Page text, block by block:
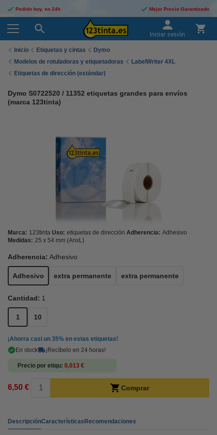
Pedido hoy, en 24h Mejor Precio Garantizado
Iniciar sesión
Inicio Etiquetas y cintas
Dymo
Modelos de rotuladoras y etiquetadoras
LabelWriter 4XL
Etiquetas de dirección (estándar)
Dymo S0722520 / 11352 etiquetas grandes para envíos
(marca 123tinta)
Marca: 123tinta Uso: etiquetas de dirección Adherencia: Adhesivo
Medidas: 25 x 54 mm (AnxL)
Adherencia: Adhesivo
Adhesivo extra permanente extra permanente
Cantidad: 1
1 10
¡Ahorra casi un 35% en estas etiquetas!
En stock
¡Recíbelo en 24 horas!
Precio por etiqu 0,013 €
6,50 € Comprar
DescripciónCaracterísticasRecomendaciones